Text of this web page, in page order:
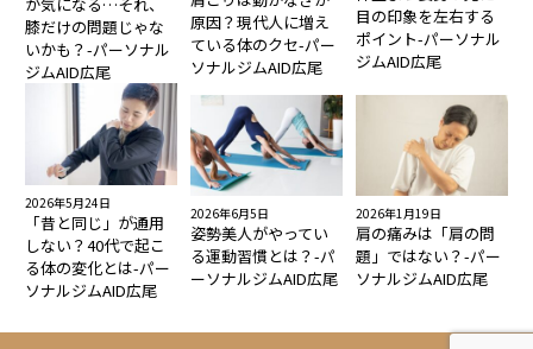
膝だけの問題じゃな
いかも？-パーソナル
ジムAID広尾
原因？現代人に増え
ている体のクセ-パー
ソナルジムAID広尾
目の印象を左右する
ポイント-パーソナル
ジムAID広尾
2026年5月24日
「昔と同じ」が通用
しない？40代で起こ
る体の変化とは-パー
ソナルジムAID広尾
2026年6月5日
姿勢美人がやってい
る運動習慣とは？-パ
ーソナルジムAID広尾
2026年1月19日
肩の痛みは「肩の問
題」ではない？-パー
ソナルジムAID広尾